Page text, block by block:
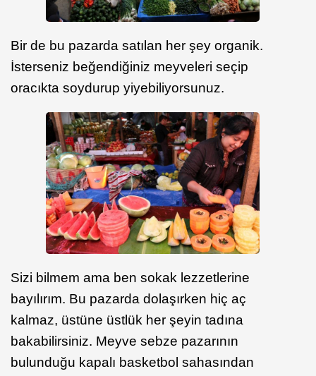
Bir de bu pazarda satılan her şey organik.
İsterseniz beğendiğiniz meyveleri seçip
oracıkta soydurup yiyebiliyorsunuz.
Sizi bilmem ama ben sokak lezzetlerine
bayılırım. Bu pazarda dolaşırken hiç aç
kalmaz, üstüne üstlük her şeyin tadına
bakabilirsiniz. Meyve sebze pazarının
bulunduğu kapalı basketbol sahasından